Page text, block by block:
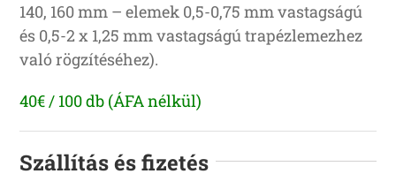
140, 160 mm – elemek 0,5-0,75 mm vastagságú
és 0,5-2 x 1,25 mm vastagságú trapézlemezhez
való rögzítéséhez).
40€ / 100 db (ÁFA nélkül)
Szállítás és fizetés